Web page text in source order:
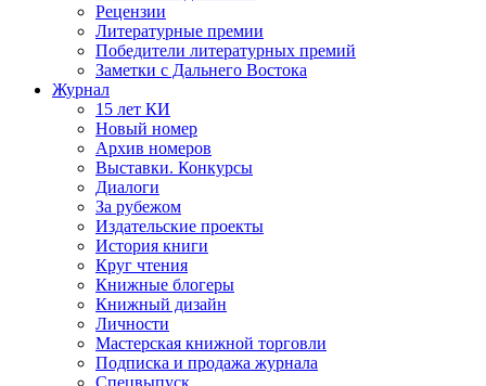
Рецензии
Литературные премии
Победители литературных премий
Заметки с Дальнего Востока
Журнал
15 лет КИ
Новый номер
Архив номеров
Выставки. Конкурсы
Диалоги
За рубежом
Издательские проекты
История книги
Круг чтения
Книжные блогеры
Книжный дизайн
Личности
Мастерская книжной торговли
Подписка и продажа журнала
Спецвыпуск